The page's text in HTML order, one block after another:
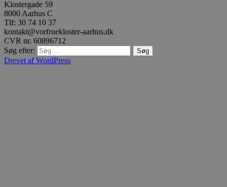
Klostergade 59
8000 Aarhus C
Tlf: 30 74 10 37
kontakt@vorfruekloster-aarhus.dk
CVR nr. 60896712
Søg efter:
Drevet af WordPress